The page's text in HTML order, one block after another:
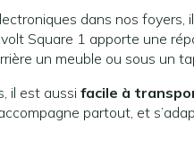
dans nos foyers,
Square 1 apporte une
un meuble ou sous un
il est aussi facile à
partout, et